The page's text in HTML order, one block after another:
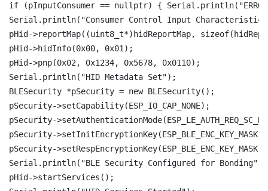
if (pInputConsumer == nullptr) {
Serial.println("Consumer Control Input Characteristic
pHid->reportMap((uint8_t*)hidReportMap,
pHid->hidInfo(0x00, 0x01);
pHid->pnp(0x02, 0x1234, 0x5678, 0x0110);
Serial.println("HID Metadata Set");
BLESecurity *pSecurity = new BLESecurity();
pSecurity->setCapability(ESP_IO_CAP_NONE);
pSecurity-
pSecurity->setInitEncryptionKey(ESP_BLE_ENC_KEY_MASK |
pSecurity->setRespEncryptionKey(ESP_BLE_ENC_KEY_MASK |
Serial.println("BLE Security Configured for Bonding");
pHid->startServices();